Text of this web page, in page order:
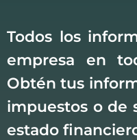
Todos los
empresa en
Obtén tus
impuestos o de
estado